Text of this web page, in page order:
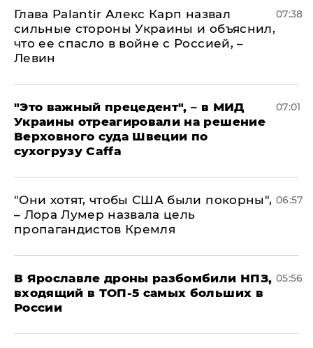
Глава Palantir Алекс Карп назвал
сильные стороны Украины и объяснил,
что ее спасло в войне с Россией, –
Левин
07:38
"Это важный прецедент", – в МИД
Украины отреагировали на решение
Верховного суда Швеции по
сухогрузу Caffa
07:01
"Они хотят, чтобы США были покорны",
– Лора Лумер назвала цель
пропагандистов Кремля
06:57
В Ярославле дроны разбомбили НПЗ,
входящий в ТОП-5 самых больших в
России
05:56